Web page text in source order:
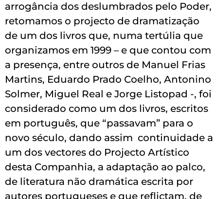
arrogância dos deslumbrados pelo Poder,
retomamos o projecto de dramatização
de um dos livros que, numa tertúlia que
organizamos em 1999 – e que contou com
a presença, entre outros de Manuel Frias
Martins, Eduardo Prado Coelho, Antonino
Solmer, Miguel Real e Jorge Listopad -, foi
considerado como um dos livros, escritos
em português, que “passavam” para o
novo século, dando assim continuidade a
um dos vectores do Projecto Artístico
desta Companhia, a adaptação ao palco,
de literatura não dramática escrita por
autores portugueses e que reflictam, de